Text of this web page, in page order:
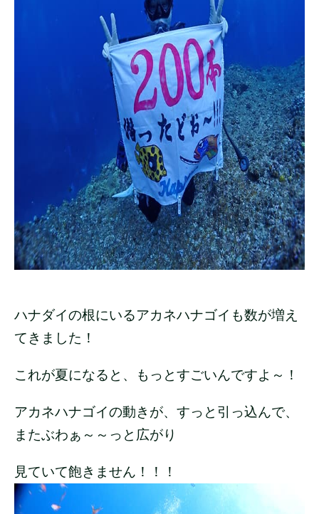
ハナダイの根にいるアカネハナゴイも数が増え
てきました！
これが夏になると、もっとすごいんですよ～！
アカネハナゴイの動きが、すっと引っ込んで、
またぶわぁ～～っと広がり
見ていて飽きません！！！